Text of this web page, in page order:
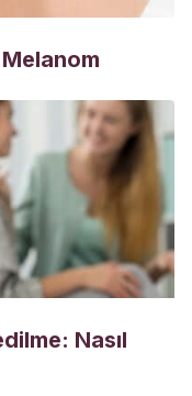
S. (2009).
0
Nasıl